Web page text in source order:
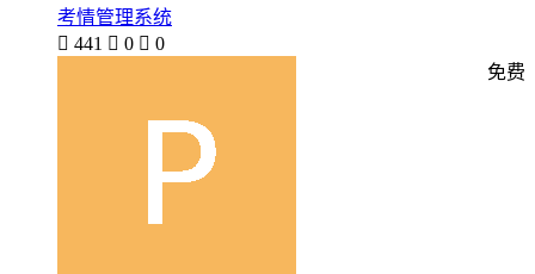
考情管理系统
 441  0  0
免费